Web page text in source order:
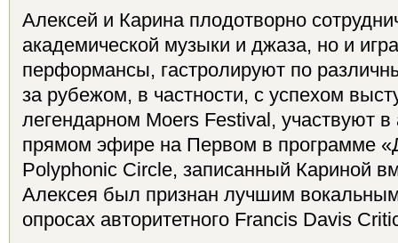
Алексей и Карина плодотворно
академической музыки и джаза, но и
перформансы, гастролируют по
за рубежом, в частности, с успехом
легендарном Moers Festival, участвуют
прямом эфире на Первом в программе
Polyphonic Circle, записанный Кариной
Алексея был признан лучшим
опросах авторитетного Francis Davis